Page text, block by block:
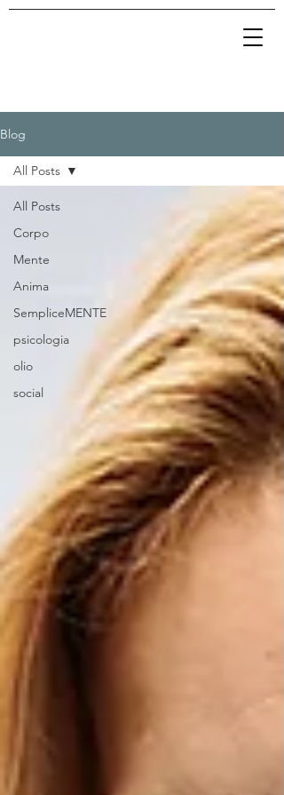
Blog
All Posts
Corpo
Mente
Anima
SempliceMENTE
psicologia
olio
social
All Posts